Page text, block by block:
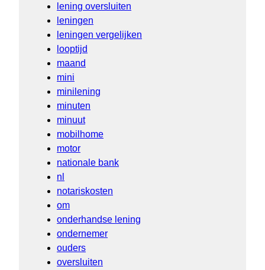
lening oversluiten
leningen
leningen vergelijken
looptijd
maand
mini
minilening
minuten
minuut
mobilhome
motor
nationale bank
nl
notariskosten
om
onderhandse lening
ondernemer
ouders
oversluiten